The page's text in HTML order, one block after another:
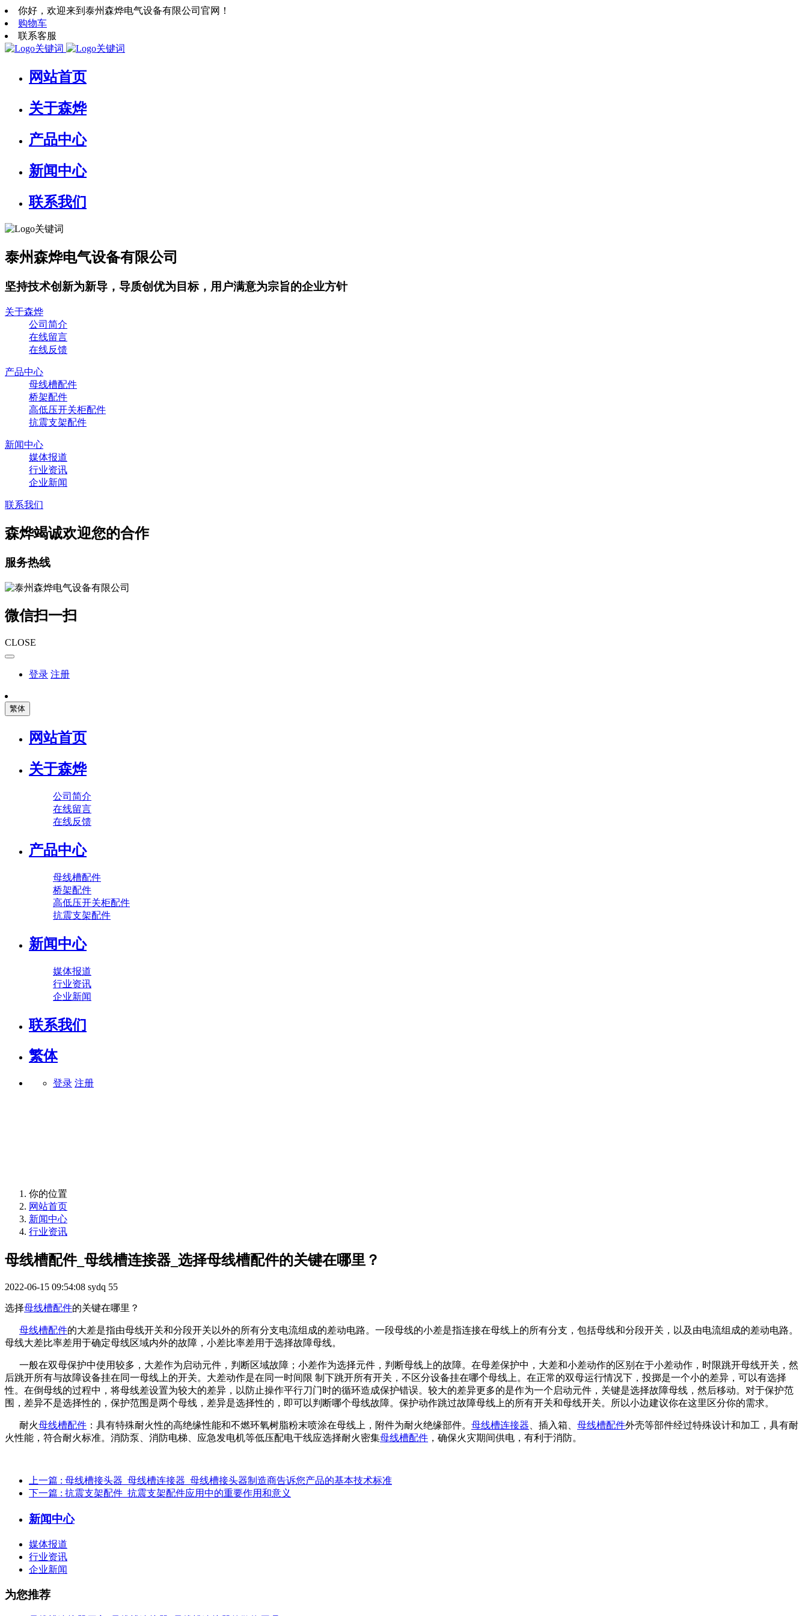
你好，欢迎来到泰州森烨电气设备有限公司官网！
购物车
联系客服
网站首页
关于森烨
产品中心
新闻中心
联系我们
泰州森烨电气设备有限公司
坚持技术创新为新导，导质创优为目标，用户满意为宗旨的企业方针
关于森烨
公司简介
在线留言
在线反馈
产品中心
母线槽配件
桥架配件
高低压开关柜配件
抗震支架配件
新闻中心
媒体报道
行业资讯
企业新闻
联系我们
森烨竭诚欢迎您的合作
服务热线
微信扫一扫
CLOSE
登录 注册
繁体
网站首页
关于森烨
公司简介
在线留言
在线反馈
产品中心
母线槽配件
桥架配件
高低压开关柜配件
抗震支架配件
新闻中心
媒体报道
行业资讯
企业新闻
联系我们
繁体
登录 注册
你的位置
网站首页
新闻中心
行业资讯
母线槽配件_母线槽连接器_选择母线槽配件的关键在哪里？
2022-06-15 09:54:08 sydq 55
选择母线槽配件的关键在哪里？
母线槽配件的大差是指由母线开关和分段开关以外的所有分支电流组成的差动电路。一段母线的小差是指连接在母线上的所有分支，包括母线和分段开关，以及由电流组成的差动电路。
母线大差比率差用于确定母线区域内外的故障，小差比率差用于选择故障母线。
一般在双母保护中使用较多，大差作为启动元件，判断区域故障；小差作为选择元件，判断母线上的故障。在母差保护中，大差和小差动作的区别在于小差动作，时限跳开母线开关，然
后跳开所有与故障设备挂在同一母线上的开关。大差动作是在同一时间限 制下跳开所有开关，不区分设备挂在哪个母线上。在正常的双母运行情况下，投掷是一个小的差异，可以有选择
性。在倒母线的过程中，将母线差设置为较大的差异，以防止操作平行刀门时的循环造成保护错误。较大的差异更多的是作为一个启动元件，关键是选择故障母线，然后移动。对于保护范
围，差异不是选择性的，保护范围是两个母线，差异是选择性的，即可以判断哪个母线故障。保护动作跳过故障母线上的所有开关和母线开关。所以小边建议你在这里区分你的需求。
耐火母线槽配件 ：具有特殊耐火性的高绝缘性能和不燃环氧树脂粉末喷涂在母线上，附件为耐火绝缘部件。 母线槽连接器 、插入箱、 母线槽配件外壳等部件经过特殊设计和加工，具有耐
火性能，符合耐火标准。消防泵、消防电梯、应急发电机等低压配电干线应选择耐火密集母线槽配件 ，确保火灾期间供电，有利于消防。
上一篇 : 母线槽接头器_母线槽连接器_母线槽接头器制造商告诉您产品的基本技术标准
下一篇 : 抗震支架配件_抗震支架配件应用中的重要作用和意义
新闻中心
媒体报道
行业资讯
企业新闻
为您推荐